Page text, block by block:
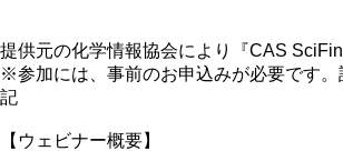
提供元の化学情報協会により『CAS
※参加には、事前のお申込みが必要です。
記
【ウェビナー概要】